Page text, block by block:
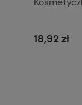
18,92 zł